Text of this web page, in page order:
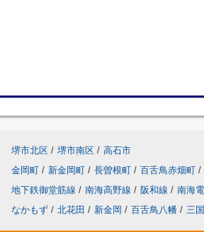
堺市北区 / 堺市南区 / 高石市
金岡町 / 新金岡町 / 長曽根町 / 百舌鳥赤畑町 /
地下鉄御堂筋線 / 南海高野線 / 阪和線 / 南海
なかもず / 北花田 / 新金岡 / 百舌鳥八幡 / 三